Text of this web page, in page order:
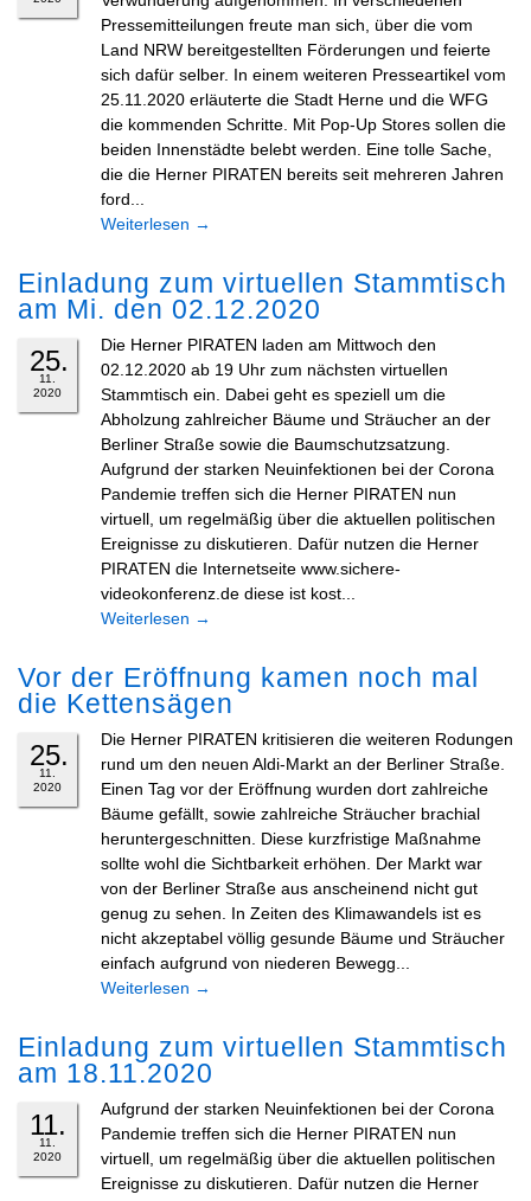
Pressemitteilungen freute man sich, über die vom
Land NRW bereitgestellten Förderungen und feierte
sich dafür selber. In einem weiteren Presseartikel vom
25.11.2020 erläuterte die Stadt Herne und die WFG
die kommenden Schritte. Mit Pop-Up Stores sollen die
beiden Innenstädte belebt werden. Eine tolle Sache,
die die Herner PIRATEN bereits seit mehreren Jahren
ford...
Weiterlesen →
Einladung zum virtuellen Stammtisch
am Mi. den 02.12.2020
25.
11.
2020
Die Herner PIRATEN laden am Mittwoch den
02.12.2020 ab 19 Uhr zum nächsten virtuellen
Stammtisch ein. Dabei geht es speziell um die
Abholzung zahlreicher Bäume und Sträucher an der
Berliner Straße sowie die Baumschutzsatzung.
Aufgrund der starken Neuinfektionen bei der Corona
Pandemie treffen sich die Herner PIRATEN nun
virtuell, um regelmäßig über die aktuellen politischen
Ereignisse zu diskutieren. Dafür nutzen die Herner
PIRATEN die Internetseite www.sichere-
videokonferenz.de diese ist kost...
Weiterlesen →
Vor der Eröffnung kamen noch mal
die Kettensägen
25.
11.
2020
Die Herner PIRATEN kritisieren die weiteren Rodungen
rund um den neuen Aldi-Markt an der Berliner Straße.
Einen Tag vor der Eröffnung wurden dort zahlreiche
Bäume gefällt, sowie zahlreiche Sträucher brachial
heruntergeschnitten. Diese kurzfristige Maßnahme
sollte wohl die Sichtbarkeit erhöhen. Der Markt war
von der Berliner Straße aus anscheinend nicht gut
genug zu sehen. In Zeiten des Klimawandels ist es
nicht akzeptabel völlig gesunde Bäume und Sträucher
einfach aufgrund von niederen Bewegg...
Weiterlesen →
Einladung zum virtuellen Stammtisch
am 18.11.2020
11.
11.
2020
Aufgrund der starken Neuinfektionen bei der Corona
Pandemie treffen sich die Herner PIRATEN nun
virtuell, um regelmäßig über die aktuellen politischen
Ereignisse zu diskutieren. Dafür nutzen die Herner